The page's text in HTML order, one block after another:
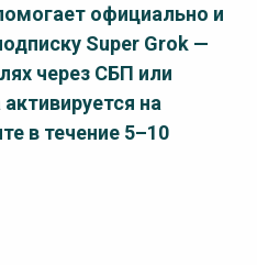
официально и
Super Grok —
через СБП или
на
в течение 5–10